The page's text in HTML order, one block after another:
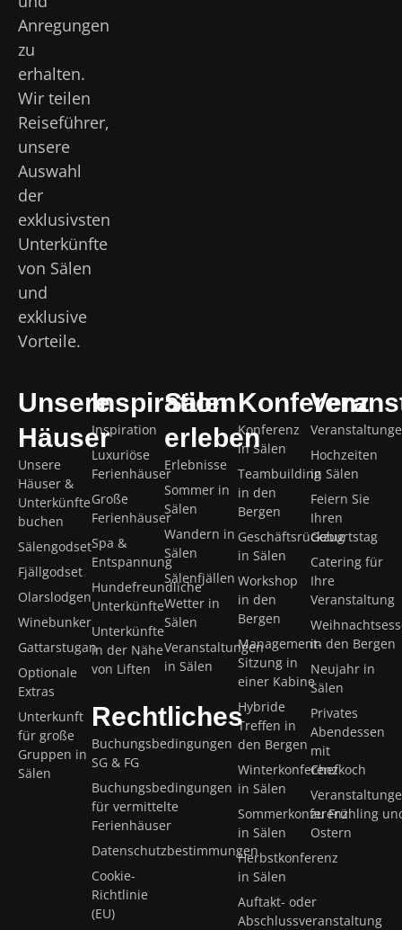
Anregungen
zu
erhalten.
Wir teilen
Reiseführer,
unsere
Auswahl
der
exklusivsten
Unterkünfte
von Sälen
und
exklusive
Vorteile.
Unsere
Häuser
Unsere
Häuser &
Unterkünfte
buchen
Sälengodset
Fjällgodset
Olarslodgen
Winebunker
Gattarstugan
Optionale
Extras
Unterkunft
für große
Gruppen in
Sälen
Inspiration
Inspiration
Luxuriöse
Ferienhäuser
Große
Ferienhäuser
Spa &
Entspannung
Hundefreundliche
Unterkünfte
Unterkünfte
in der Nähe
von Liften
Rechtliches
Buchungsbedingungen
SG & FG
Buchungsbedingungen
für vermittelte
Ferienhäuser
Datenschutzbestimmungen
Cookie-
Richtlinie
(EU)
Sälen
erleben
Erlebnisse
Sommer in
Sälen
Wandern in
Sälen
Sälenfjällen
Wetter in
Sälen
Veranstaltungen
in Sälen
Konferenz
Konferenz
in Sälen
Teambuilding
in den
Bergen
Geschäftsrückzug
in Sälen
Workshop
in den
Bergen
Management-
Sitzung in
einer Kabine
Hybride
Treffen in
den Bergen
Winterkonferenz
in Sälen
Sommerkonferenz
in Sälen
Herbstkonferenz
in Sälen
Auftakt- oder
Abschlussveranstaltung
Hochzeiten
in Sälen
Feiern Sie
Ihren
Geburtstag
Catering für
Ihre
Veranstaltung
in den Bergen
Neujahr in
Sälen
Privates
Abendessen
mit
Chefkoch
zu Frühling
Ostern